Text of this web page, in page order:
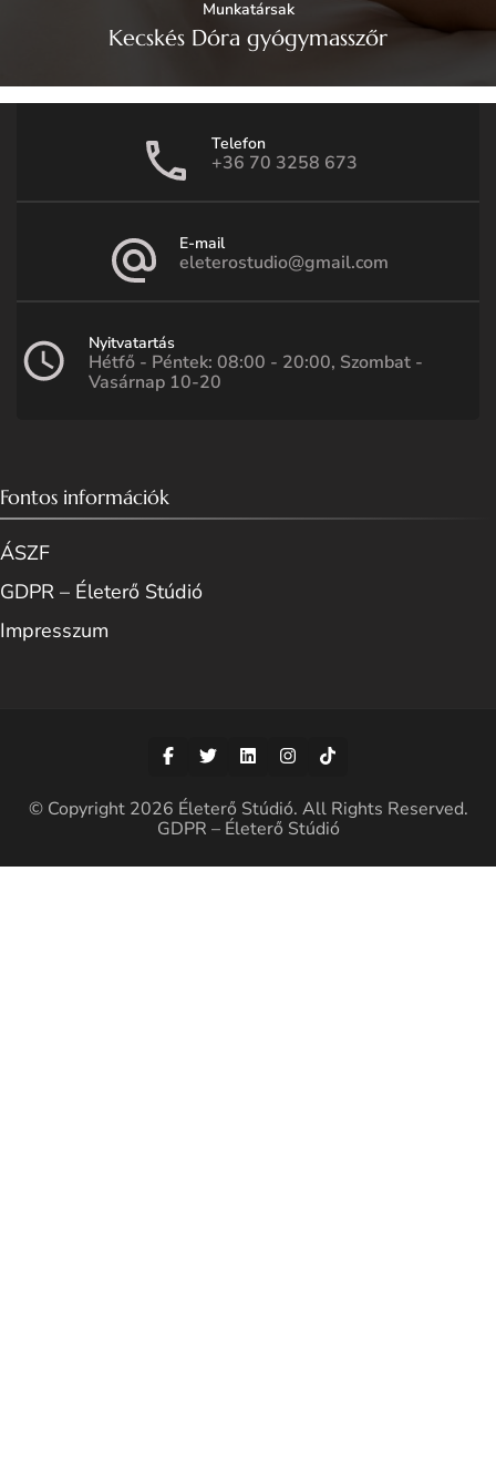
Munkatársak
Kecskés Dóra gyógymasszőr
Telefon
+36 70 3258 673
E-mail
eleterostudio@gmail.com
Nyitvatartás
Hétfő - Péntek: 08:00 - 20:00, Szombat -
Vasárnap 10-20
Fontos információk
ÁSZF
GDPR – Életerő Stúdió
Impresszum
© Copyright 2026 Életerő Stúdió. All Rights Reserved.
GDPR – Életerő Stúdió